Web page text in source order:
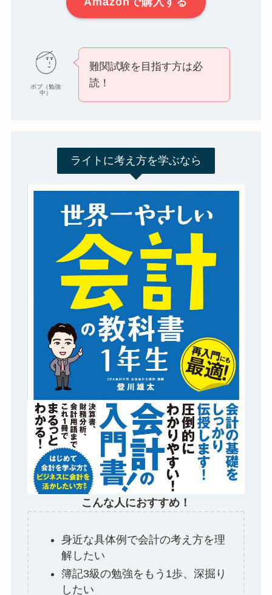
ボブ（勉強
中）
難関試験を目指す方は必
読！
ライトに考え方を学ぶなら
こんな人におすすめ！
身近な具体例で会計の考え方を理
解したい
簿記3級の勉強をもう1歩、深掘り
したい